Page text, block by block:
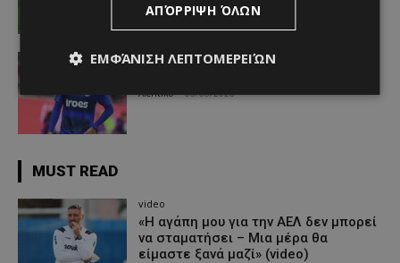
Afentiko - 06/08/2026
Απόλλων
Afentiko - 06/08/2026
MUST READ
video
«Η αγάπη μου για την ΑΕΛ δεν μπορεί
να σταματήσει – Μια μέρα θα
είμαστε ξανά μαζί» (video)
ΑΠΌΡΡΙΨΗ ΌΛΩΝ
ΕΜΦΆΝΙΣΗ ΛΕΠΤΟΜΕΡΕΙΏΝ